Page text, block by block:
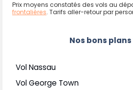
Prix moyens constatés des vols au
frontalières. Tarifs aller-retour par
Nos bons
Vol Nassau
Vol George Town